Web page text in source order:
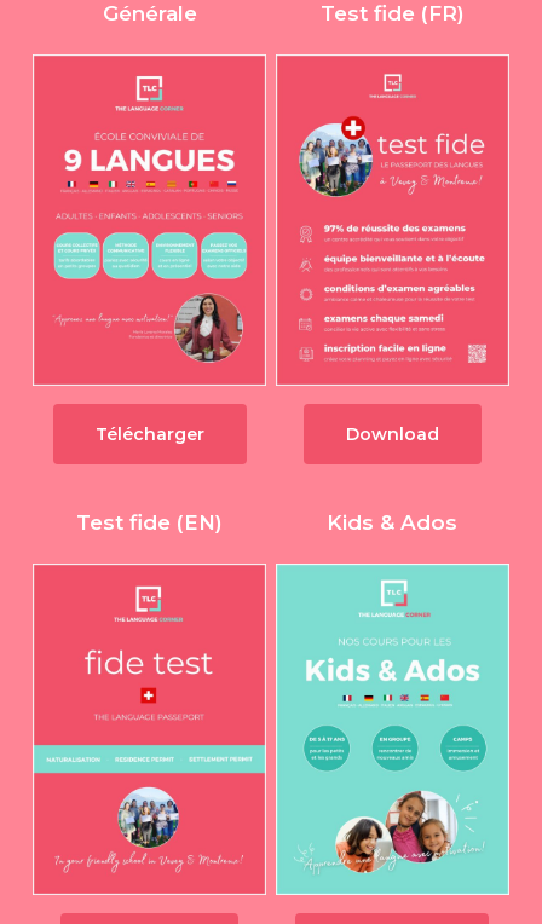
Générale
Télécharger
Test fide (FR)
Download
Test fide (EN) Kids & Ados